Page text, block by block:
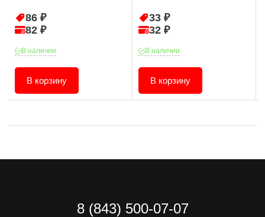
86 ₽
82 ₽
В наличии
В корзину
33 ₽
32 ₽
В наличии
В корзину
8 (843) 500-07-07